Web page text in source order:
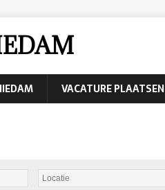
VACATURE PLAATSEN